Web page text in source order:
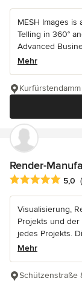
MESH Images
Telling in 360°
Advanced
Mehr
Render-
5,0
Visualisierung,
Projekts und
jedes Projekts.
Mehr
Schützenstraße